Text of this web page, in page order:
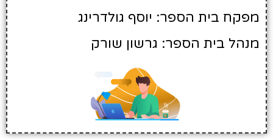
מפקח בית הספר: יוסף גולדרינג
מנהל בית הספר: גרשון שורק